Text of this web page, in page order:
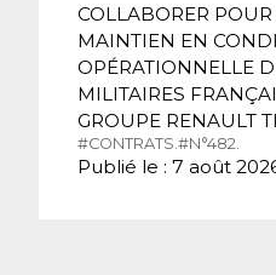
COLLABORER
MAINTIEN EN
OPÉRATIONNELLE
MILITAIRES
GROUPE RENAULT
#CONTRATS. #N°482.
Publié le : 7 août